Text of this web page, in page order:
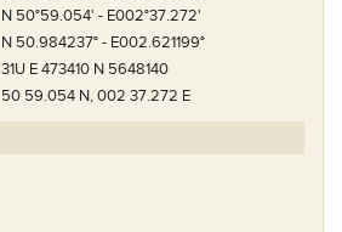
N 50°59.054' - E002°37.272'
N 50.984237° - E002.621199°
31U E 473410 N 5648140
50 59.054 N, 002 37.272 E